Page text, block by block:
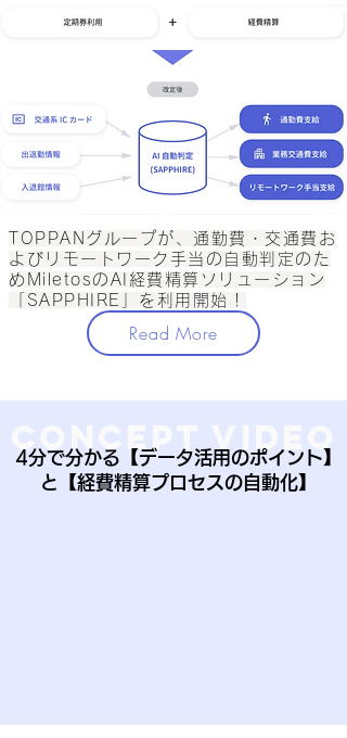
TOPPANグループが、通勤費・交通費お
よびリモートワーク手当の自動判定のた
めMiletosのAI経費精算ソリューション
「SAPPHIRE」を利用開始！​
Read More
concept video
4分で分かる【データ活用のポイント】
と【経費精算プロセスの自動化】